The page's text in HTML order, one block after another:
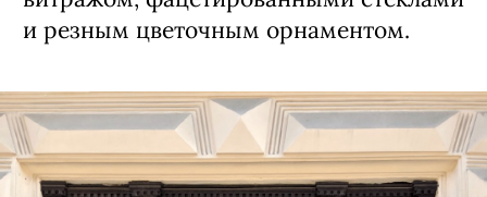
и резным цветочным орнаментом.